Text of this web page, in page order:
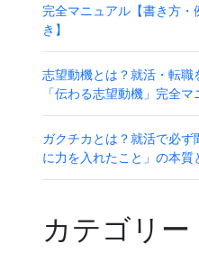
完全マニュアル【書き方・
き】
志望動機とは？就活・転職
「伝わる志望動機」完全
ガクチカとは？就活で必
に力を入れたこと」の本
カテゴリー